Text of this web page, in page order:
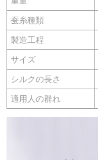
蚕糸種類
製造工程
サイズ
シルクの長さ
適用人の群れ